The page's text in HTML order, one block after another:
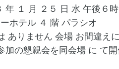
１ 月 ２５ 日 水 午後６
ホテル ４ 階 パラシオ
ありません 会場 お間違え
加の懇親会を同会場 に て